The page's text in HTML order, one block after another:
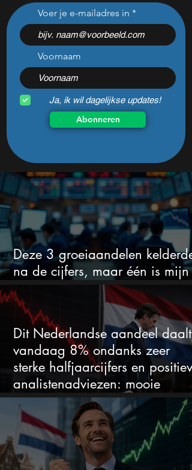
Dit Nederlandse aandeel
daalt vandaag 8% ondanks
zeer sterke halfjaarcijfers
en positieve
analistenadviezen: mooie
koopkans?
Voer je e-mailadres in
Voornaam
Ja, ik wil dagelijkse updates!
Abonneren
Deze 3 groeiaandelen
na de cijfers, maar één is mijn
duidelijke favoriet
Dit Nederlandse aandeel daalt
vandaag 8% ondanks zeer
sterke halfjaarcijfers en positieve
analistenadviezen: mooie
koopkans?